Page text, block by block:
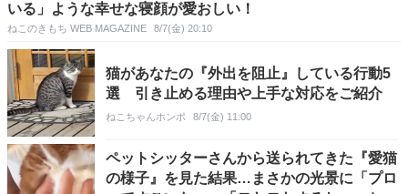
いる」ような幸せな寝顔が愛おしい！
ねこのきもち WEB MAGAZINE 8/7(金) 20:10
猫があなたの『外出を阻止』している行動5
選 引き止める理由や上手な対応をご紹介
ねこちゃんホンポ 8/7(金) 11:00
ペットシッターさんから送られてきた『愛猫
の様子』を見た結果…まさかの光景に「プロ